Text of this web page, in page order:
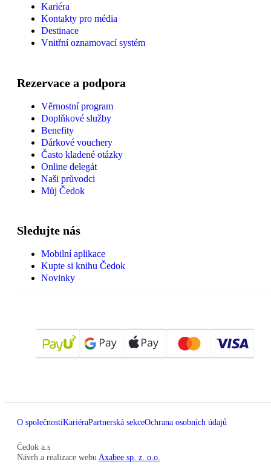
Kariéra
Kontakty pro média
Destinace
Vnitřní oznamovací systém
Rezervace a podpora
Věrnostní program
Doplňkové služby
Benefity
Dárkové vouchery
Často kladené otázky
Online delegát
Naši průvodci
Můj Čedok
Sledujte nás
Mobilní aplikace
Kupte si knihu Čedok
Novinky
O společnostiKariéraPartnerská sekceOchrana osobních údajů
Čedok a.s
Návrh a realizace webu Axabee sp. z. o.o.